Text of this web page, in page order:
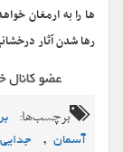
ها را به ارمغان
رها شدن آثار
برچسب‌ها:
آسمان , جدایی